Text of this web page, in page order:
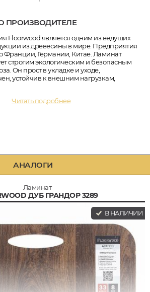
ПРОИЗВОДИТЕЛЕ
Floorwood является одним из ведущих
из древесины в мире. Предприятия
Франции, Германии, Китае. Ламинат
строгим экологическим и безопасным
Он прост в укладке и уходе,
устойчив к внешним нагрузкам,
Читать подробнее
АНАЛОГИ
Ламинат
ДУБ ГРАНДОР 3289
В НАЛИЧИИ